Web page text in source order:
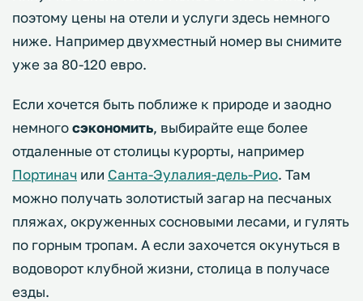
поэтому цены на отели и услуги здесь немного
ниже. Например двухместный номер вы снимите
уже за 80-120 евро.
Если хочется быть поближе к природе и заодно
немногосэкономить, выбирайте еще более
отдаленные от столицы курорты, например
Портинач или Санта-Эулалия-дель-Рио. Там
можно получать золотистый загар на песчаных
пляжах, окруженных сосновыми лесами, и гулять
по горным тропам. А если захочется окунуться в
водоворот клубной жизни, столица в получасе
езды.